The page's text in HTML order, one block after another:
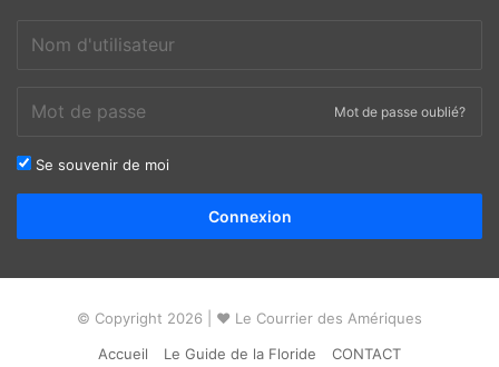
Mot de passe oublié?
Se souvenir de moi
Connexion
© Copyright 2026 | ❤ Le Courrier des Amériques
Accueil
Le Guide de la Floride CONTACT